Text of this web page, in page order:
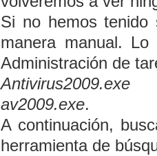
Si no hemos tenido
manera manual.
Administración de
Antivirus2009.exe
av2009.exe.
A continuación,
herramienta de